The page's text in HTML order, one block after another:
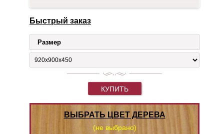
Быстрый заказ
Размер
КУПИТЬ
ВЫБРАТЬ ЦВЕТ ДЕРЕВА
(не выбрано)